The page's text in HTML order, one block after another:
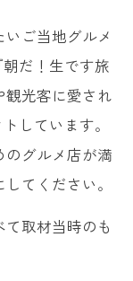
ご当地グルメ
だ！生です旅
光客に愛され
しています。
グルメ店が満
てください。
取材当時のも